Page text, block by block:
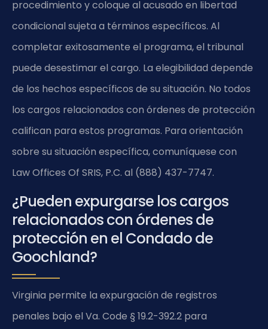
procedimiento y coloque al acusado en libertad
condicional sujeta a términos específicos. Al
completar exitosamente el programa, el tribunal
puede desestimar el cargo. La elegibilidad depende
de los hechos específicos de su situación. No todos
los cargos relacionados con órdenes de protección
califican para estos programas. Para orientación
sobre su situación específica, comuníquese con
Law Offices Of SRIS, P.C. al (888) 437-7747.
¿Pueden expurgarse los cargos
relacionados con órdenes de
protección en el Condado de
Goochland?
Virginia permite la expurgación de registros
penales bajo el Va. Code § 19.2-392.2 para